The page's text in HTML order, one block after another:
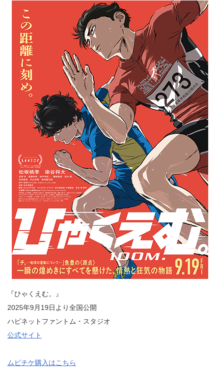
『ひゃくえむ。』
2025年9月19日より全国公開
ハピネットファントム・スタジオ
公式サイト
ムビチケ購入はこちら